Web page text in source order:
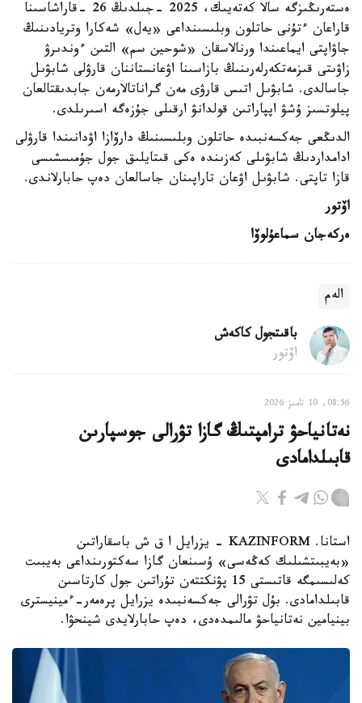
ەستەرىڭىزگە سالا كەتەيىك، 2025 -جىلدىڭ 26 ​​-قاراشاسىنا
قاراعان ءتۇنى حاتلون وبلىسىنداعى «يەل» شەكارا وتريادىنىڭ
جاۋاپتى ايماعىندا ورنالاسقان «شوحين سم» التىن ءوندىرۋ
زاۋىتى قىزمەتكەرلەرىنىڭ بازاسىنا اۋعانستاننان قارۋلى شابۋىل
جاسالدى. شابۋىل اتىس قارۋى مەن گراناتالارمەن جابدىقتالعان
پيلوتسىز ۇشۋ اپپاراتىن قولدانۋ ارقىلى جۇزەگە اسىرىلدى.
الدىڭعى جەكسەنبىدە حاتلون وبلىسىنىڭ دارۆازا اۋدانىندا قارۋلى
ادامداردىڭ شابۋىلى كەزىندە ەكى قىتايلىق جول جۇمىسشىسى
قازا تاپتى. شابۋىل اۋعان تاراپىنان جاسالعان دەپ حابارلاندى.
اۆتور
ەركەجان سماعۇلوۆا
الەم
باقىتجول كاكەش
اۆتور
08:56, 10 تامىز 2026
نەتانياحۋ ترامپتىڭ گازا تۋرالى جوسپارىن
قابىلدامادى
استانا. KAZINFORM - يزرايل ا ق ش باسقاراتىن
«بەيبىتشىلىك كەڭەسى» ۇسىنعان گازا سەكتورىنداعى بەيبىت
كەلىسىمگە قاتىستى 15 پۋنكتتەن تۇراتىن جول كارتاسىن
قابىلدامادى. بۇل تۋرالى جەكسەنبىدە يزرايل پرەمەر-ءمينيسترى
بينيامين نەتانياحۋ مالىمدەدى، دەپ حابارلايدى شينحۋا.